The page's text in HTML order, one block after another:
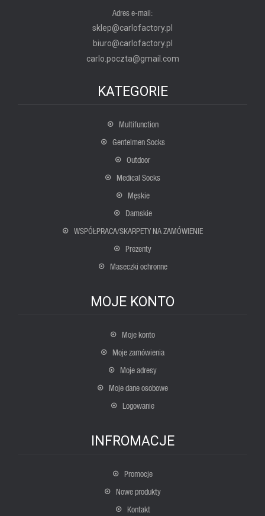
Adres e-mail:
sklep@carlofactory.pl
biuro@carlofactory.pl
carlo.poczta@gmail.com
KATEGORIE
Multifunction
Gentelmen Socks
Outdoor
Medical Socks
Męskie
Damskie
WSPÓŁPRACA/SKARPETY NA ZAMÓWIENIE
Prezenty
Maseczki ochronne
MOJE KONTO
Moje konto
Moje zamówienia
Moje adresy
Moje dane osobowe
Logowanie
INFROMACJE
Promocje
Nowe produkty
Kontakt